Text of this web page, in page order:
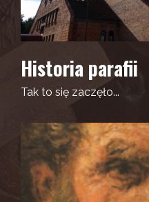
Historia parafii
Tak to się zaczęło...